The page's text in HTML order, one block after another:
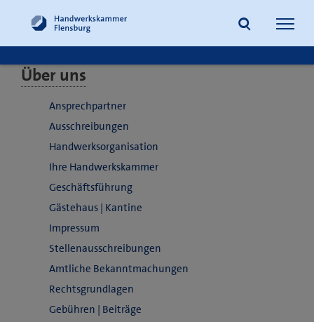
Über uns
Ansprechpartner
Ausschreibungen
Handwerksorganisation
Ihre Handwerkskammer
Geschäftsführung
Gästehaus | Kantine
Impressum
Stellenausschreibungen
Amtliche Bekanntmachungen
Rechtsgrundlagen
Gebühren | Beiträge